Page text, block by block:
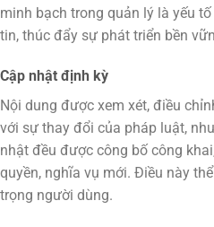
minh bạch trong quản lý là yếu
tin, thúc đẩy sự phát triển bền
Cập nhật định kỳ
Nội dung được xem xét, điều
với sự thay đổi của pháp luật,
nhật đều được công bố công
quyền, nghĩa vụ mới. Điều này
trọng người dùng.